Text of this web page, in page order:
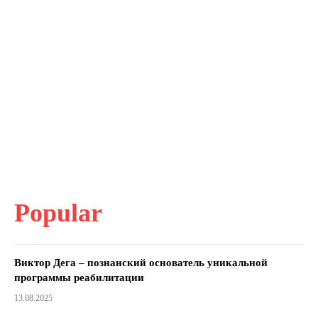
Popular
Виктор Дега – познанский основатель уникальной
программы реабилитации
13.08.2025